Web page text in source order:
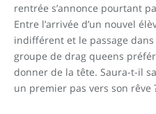
rentrée s’annonce pourtant
Entre l’arrivée d’un nouvel
indifférent et le passage
groupe de drag queens
donner de la tête. Saura-t-il
un premier pas vers son rêve